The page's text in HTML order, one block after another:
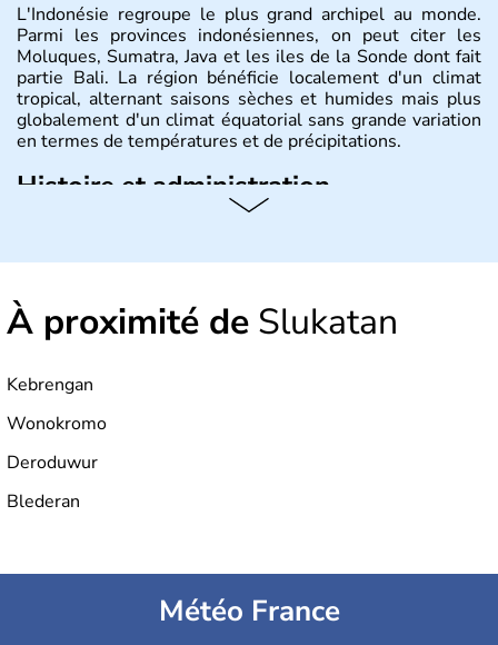
L'Indonésie regroupe le plus grand archipel au monde.
Parmi les provinces indonésiennes, on peut citer les
Moluques, Sumatra, Java et les iles de la Sonde dont fait
partie Bali. La région bénéficie localement d'un climat
tropical, alternant saisons sèches et humides mais plus
globalement d'un climat équatorial sans grande variation
en termes de températures et de précipitations.
Histoire et administration
6000 sont habitées. C'est en 1945 que son
200 millions d'habitants, élevés dans le respect des
cultures et le culte du corps, notamment au travers des
À proximité de Slukatan
Kebrengan
Wonokromo
Deroduwur
Blederan
Météo France